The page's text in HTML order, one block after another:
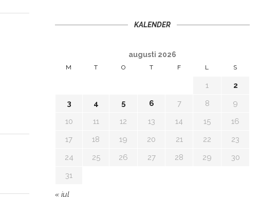
KALENDER
augusti 2026
M T O T F L S
1
2
3
4 5 6 7 8
9
10
11 12 13 14 15
16
17
18 19 20 21 22
23
24
25 26 27 28 29
30
31
« jul